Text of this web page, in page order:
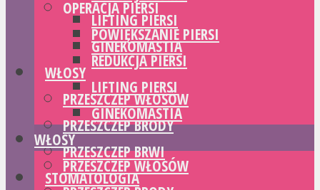
LIFTING PIERSI
GINEKOMASTIA
WŁOSY
PRZESZCZEP WŁOSÓW
PRZESZCZEP BRODY
PRZESZCZEP BRWI
STOMATOLOGIA
OPERACJA PIERSI
POWIĘKSZANIE PIERSI
REDUKCJA PIERSI
LIFTING PIERSI
GINEKOMASTIA
WŁOSY
PRZESZCZEP WŁOSÓW